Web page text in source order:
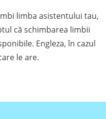
limba asistentului tau,
că schimbarea limbii
Engleza, în cazul
le are.